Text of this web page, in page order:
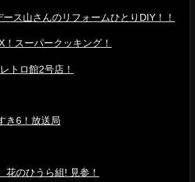
ス山さんのリフォームひとりDIY！！
！スーパークッキング！
トロ館2号店！
き6！放送局
のひうら組! 見参！